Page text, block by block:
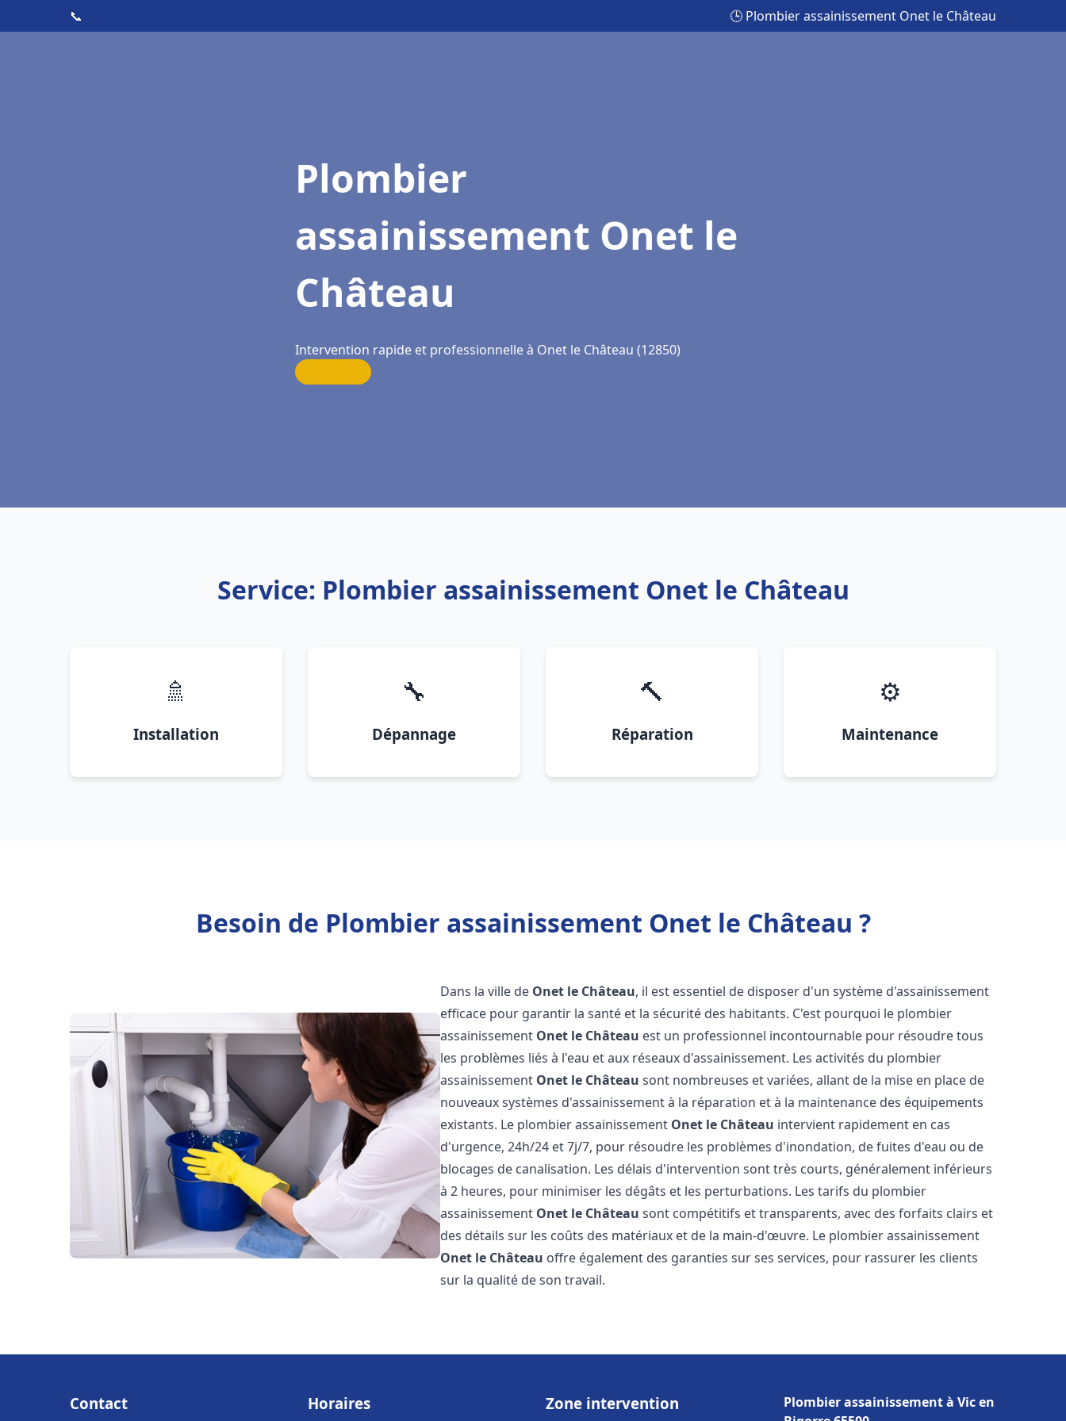
📞 🕒 Plombier assainissement Onet le Château
Plombier
assainissement Onet le
Château
Intervention rapide et professionnelle à Onet le Château (12850)
Service: Plombier assainissement Onet le Château
🚿
Installation
🔧
Dépannage
🔨
Réparation
⚙️
Maintenance
Besoin de Plombier assainissement Onet le Château ?
Dans la ville de Onet le Château, il est essentiel de disposer d'un système d'assainissement
efficace pour garantir la santé et la sécurité des habitants. C'est pourquoi le plombier
assainissement Onet le Château est un professionnel incontournable pour résoudre tous
les problèmes liés à l'eau et aux réseaux d'assainissement. Les activités du plombier
assainissement Onet le Château sont nombreuses et variées, allant de la mise en place de
nouveaux systèmes d'assainissement à la réparation et à la maintenance des équipements
existants. Le plombier assainissement Onet le Château intervient rapidement en cas
d'urgence, 24h/24 et 7j/7, pour résoudre les problèmes d'inondation, de fuites d'eau ou de
blocages de canalisation. Les délais d'intervention sont très courts, généralement inférieurs
à 2 heures, pour minimiser les dégâts et les perturbations. Les tarifs du plombier
assainissement Onet le Château sont compétitifs et transparents, avec des forfaits clairs et
des détails sur les coûts des matériaux et de la main-d'œuvre. Le plombier assainissement
Onet le Château offre également des garanties sur ses services, pour rassurer les clients
sur la qualité de son travail.
Contact Horaires Zone intervention
Plombier assainissement à Vic en